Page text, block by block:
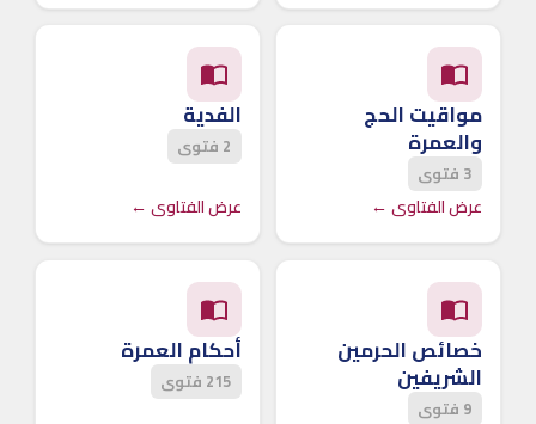
مواقيت الحج
والعمرة
3 فتوى
عرض الفتاوى ←
الفدية
2 فتوى
عرض الفتاوى ←
خصائص الحرمين
الشريفين
9 فتوى
أحكام العمرة
215 فتوى